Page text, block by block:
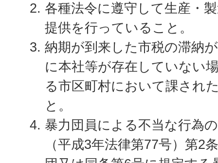
各種法令に遵守して生産・
提供を行っていること。
納期が到来した市税の滞納
に本社等が存在していない
る市区町村において課され
と。
暴力団員による不当な行為
（平成3年法律第77号）第2